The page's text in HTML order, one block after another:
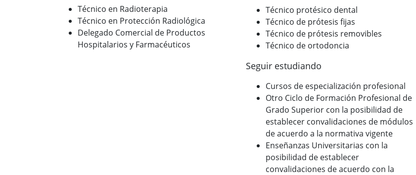
Técnico en Radioterapia
Técnico en Protección Radiológica
Delegado Comercial de Productos
Hospitalarios y Farmacéuticos
Técnico protésico dental
Técnico de prótesis fijas
Técnico de prótesis removibles
Técnico de ortodoncia
Seguir estudiando
Cursos de especialización profesional
Otro Ciclo de Formación Profesional de
Grado Superior con la posibilidad de
establecer convalidaciones de módulos
de acuerdo a la normativa vigente
Enseñanzas Universitarias con la
posibilidad de establecer
convalidaciones de acuerdo con la